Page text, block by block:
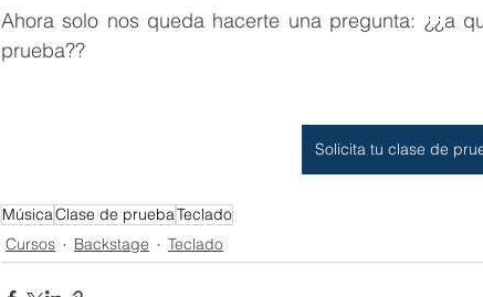
Ahora solo nos queda hacerte una pregunta: ¿¿a
prueba??
Solicita tu clase de
MúsicaClase de pruebaTeclado
Cursos
Backstage Teclado